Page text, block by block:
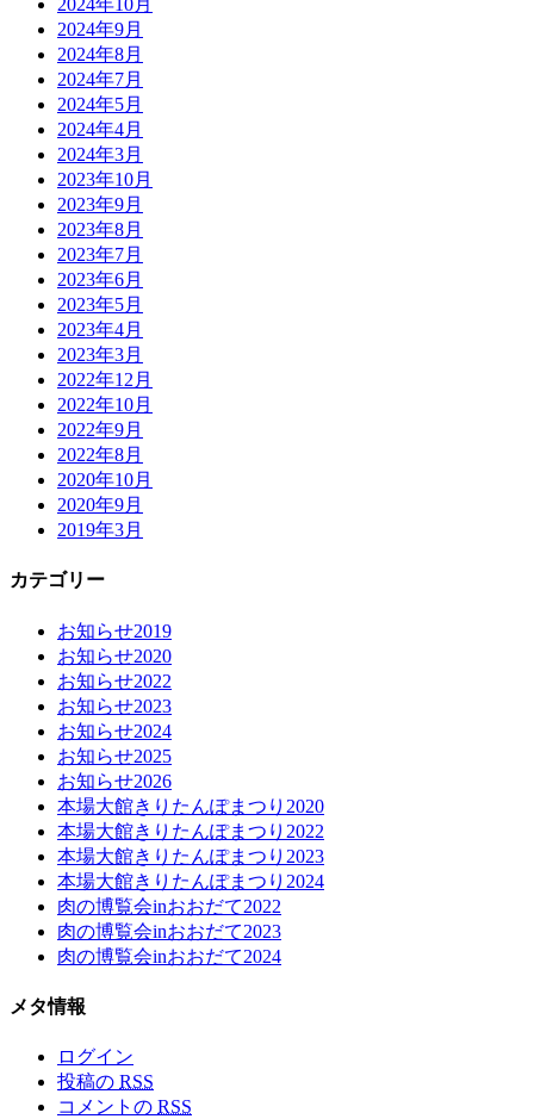
2024年10月
2024年9月
2024年8月
2024年7月
2024年5月
2024年4月
2024年3月
2023年10月
2023年9月
2023年8月
2023年7月
2023年6月
2023年5月
2023年4月
2023年3月
2022年12月
2022年10月
2022年9月
2022年8月
2020年10月
2020年9月
2019年3月
カテゴリー
お知らせ2019
お知らせ2020
お知らせ2022
お知らせ2023
お知らせ2024
お知らせ2025
お知らせ2026
本場大館きりたんぽまつり2020
本場大館きりたんぽまつり2022
本場大館きりたんぽまつり2023
本場大館きりたんぽまつり2024
肉の博覧会inおおだて2022
肉の博覧会inおおだて2023
肉の博覧会inおおだて2024
メタ情報
ログイン
投稿の RSS
コメントの RSS